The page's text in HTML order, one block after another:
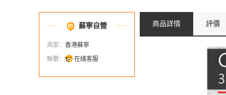
蘇寧自營
商家： 香港蘇寧
聯繫：
在綫客服
商品詳情 評價